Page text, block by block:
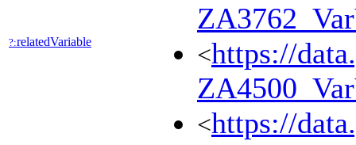
?:relatedVariable <https://
<https://